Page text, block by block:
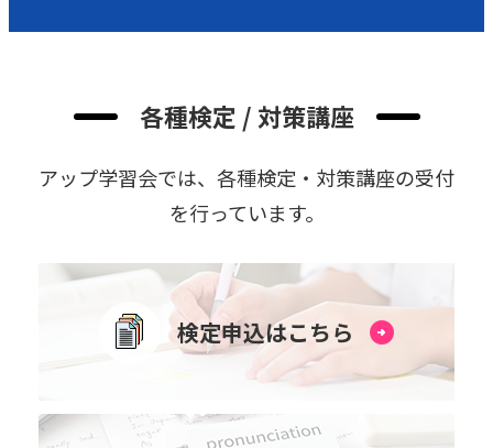
各種検定 / 対策講座
アップ学習会では、各種検定・対策講座の受付
を⾏っています。
検定申込はこちら